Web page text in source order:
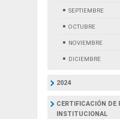
SEPTIEMBRE
OCTUBRE
NOVIEMBRE
DICIEMBRE
2024
CERTIFICACIÓN DE
INSTITUCIONAL